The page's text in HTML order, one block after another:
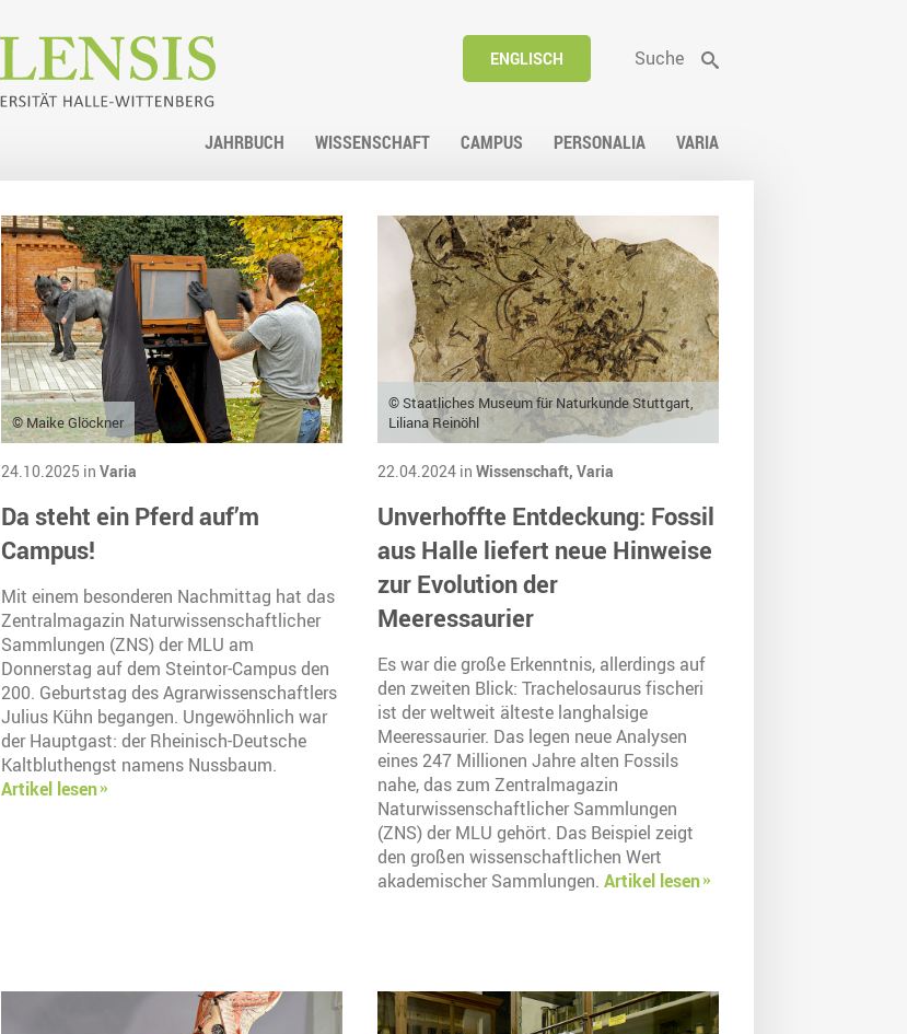
ENGLISCH Suche
JAHRBUCH WISSENSCHAFT CAMPUS PERSONALIA VARIA
© Maike Glöckner
24.10.2025 in Varia
Da steht ein Pferd auf’m
Campus!
Mit einem besonderen Nachmittag hat das
Zentralmagazin Naturwissenschaftlicher
Sammlungen (ZNS) der MLU am
Donnerstag auf dem Steintor-Campus den
200. Geburtstag des Agrarwissenschaftlers
Julius Kühn begangen. Ungewöhnlich war
der Hauptgast: der Rheinisch-Deutsche
Kaltbluthengst namens Nussbaum.
Artikel lesen
© Staatliches Museum für Naturkunde Stuttgart,
Liliana Reinöhl
22.04.2024 in Wissenschaft, Varia
Unverhoffte Entdeckung: Fossil
aus Halle liefert neue Hinweise
zur Evolution der
Meeressaurier
Es war die große Erkenntnis, allerdings auf
den zweiten Blick: Trachelosaurus fischeri
ist der weltweit älteste langhalsige
Meeressaurier. Das legen neue Analysen
eines 247 Millionen Jahre alten Fossils
nahe, das zum Zentralmagazin
Naturwissenschaftlicher Sammlungen
(ZNS) der MLU gehört. Das Beispiel zeigt
den großen wissenschaftlichen Wert
akademischer Sammlungen. Artikel lesen